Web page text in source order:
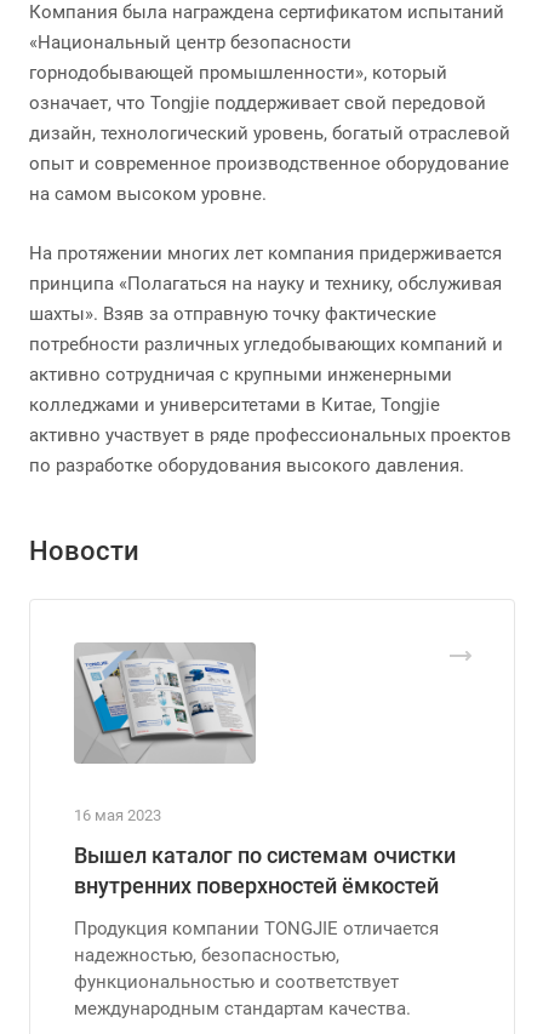
Компания была награждена сертификатом испытаний
«Национальный центр безопасности
горнодобывающей промышленности», который
означает, что Tongjie поддерживает свой передовой
дизайн, технологический уровень, богатый отраслевой
опыт и современное производственное оборудование
на самом высоком уровне.
На протяжении многих лет компания придерживается
принципа «Полагаться на науку и технику, обслуживая
шахты». Взяв за отправную точку фактические
потребности различных угледобывающих компаний и
активно сотрудничая с крупными инженерными
колледжами и университетами в Китае, Tongjie
активно участвует в ряде профессиональных проектов
по разработке оборудования высокого давления.
Новости
16 мая 2023
Вышел каталог по системам очистки
внутренних поверхностей ёмкостей
Продукция компании TONGJIE отличается
надежностью, безопасностью,
функциональностью и соответствует
международным стандартам качества.